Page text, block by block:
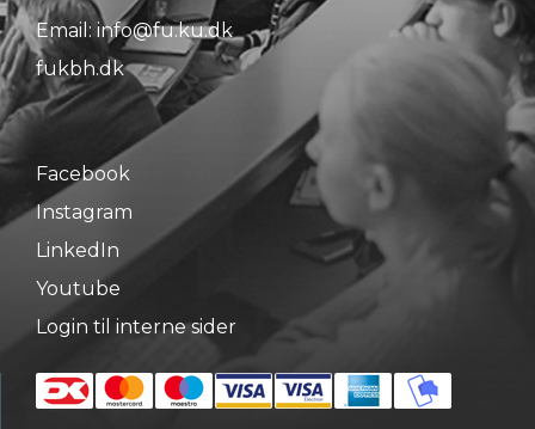
Email: info@fu.ku.dk
fukbh.dk
Facebook
Instagram
LinkedIn
Youtube
Login til interne sider